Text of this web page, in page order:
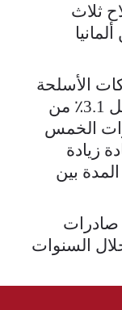
ثلاث
الأسلحة
الإسرائيلية الخاصة والحكومية تمثل 3.1٪ من
الخمس
زيادة زيادة
بنسبة 2.1٪ في المدة بين
صادرات
170 بالمئة خلال السنوات